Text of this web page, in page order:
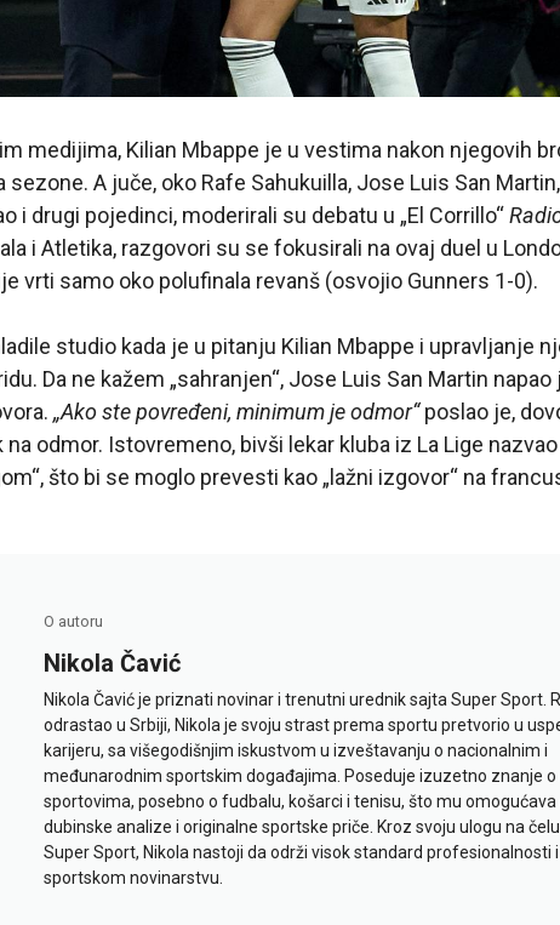
medijima, Kilian Mbappe je u vestima nakon njegovih
A juče, oko Rafe Sahukuilla, Jose Luis San
i drugi pojedinci, moderirali su debatu u „El Corrillo“
i Atletika, razgovori su se fokusirali na ovaj duel u
vrti samo oko polufinala revanš (osvojio Gunners 1-0).
studio kada je u pitanju Kilian Mbappe i upravljanje
Da ne kažem „sahranjen“, Jose Luis San Martin napao
„Ako ste povređeni, minimum je odmor“poslao je,
odmor. Istovremeno, bivši lekar kluba iz La Lige
što bi se moglo prevesti kao „lažni izgovor“ na
O autoru
Nikola Čavić
Nikola Čavić je priznati novinar i trenutni urednik sajta Super Sport.
odrastao u Srbiji, Nikola je svoju strast prema sportu pretvorio u
karijeru, sa višegodišnjim iskustvom u izveštavanju o nacionalnim i
međunarodnim sportskim događajima. Poseduje izuzetno znanje
sportovima, posebno o fudbalu, košarci i tenisu, što mu omogućava
dubinske analize i originalne sportske priče. Kroz svoju ulogu na
Super Sport, Nikola nastoji da održi visok standard profesionalnosti
sportskom novinarstvu.